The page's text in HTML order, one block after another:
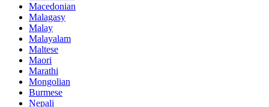
Macedonian
Malagasy
Malay
Malayalam
Maltese
Maori
Marathi
Mongolian
Burmese
Nepali